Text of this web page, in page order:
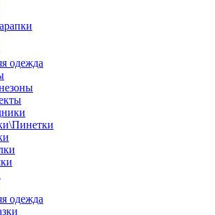
одежда
одежда